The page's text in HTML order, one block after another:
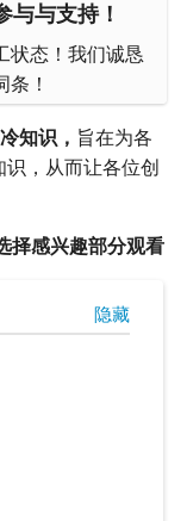
与与支持！
状态！我们诚恳
！
知识， 旨在为各
，从而让各位创
择感兴趣部分观看